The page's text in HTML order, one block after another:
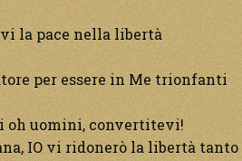
la pace nella libertà
per essere in Me trionfanti
oh uomini, convertitevi!
IO vi ridonerò la libertà tanto